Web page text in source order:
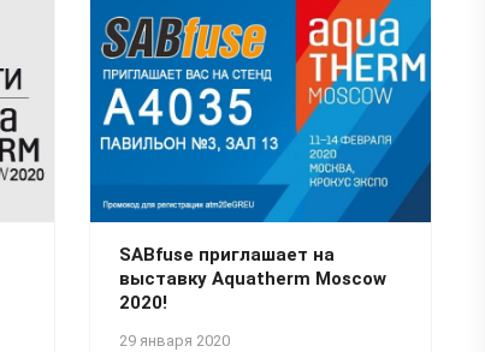
29 января 2020
SABfuse приглашает на
выставку Aquatherm Moscow
2020!